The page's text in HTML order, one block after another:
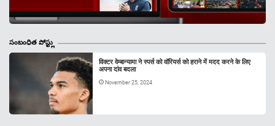
సంబంధిత పోస్ట్లు
विक्टर वेम्बान्यामा ने स्पर्स को वॉरियर्स को हराने में मदद करने के लिए
अपना दांव बदला
November 25, 2024